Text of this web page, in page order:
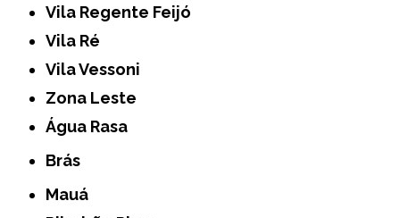
Vila Regente Feijó
Vila Ré
Vila Vessoni
Zona Leste
Água Rasa
Brás
Mauá